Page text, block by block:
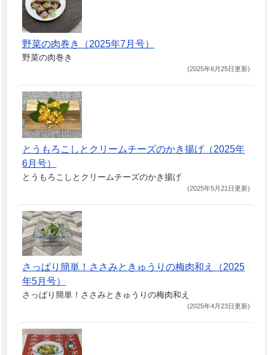
野菜の肉巻き（2025年7月号）
野菜の肉巻き
(2025年6月25日更新)
とうもろこしとクリームチーズのかき揚げ（2025年
6月号）
とうもろこしとクリームチーズのかき揚げ
(2025年5月21日更新)
さっぱり簡単！ささみときゅうりの梅肉和え（2025
年5月号）
さっぱり簡単！ささみときゅうりの梅肉和え
(2025年4月23日更新)